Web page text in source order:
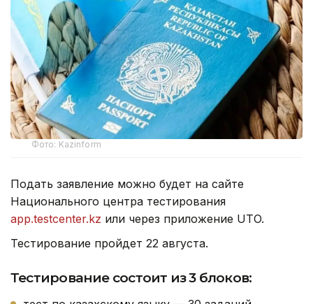
Фото: Kazinform
Подать заявление можно будет на сайте
Национального центра тестирования
app.testcenter.kz или через приложение UTO.
Тестирование пройдет 22 августа.
Тестирование состоит из 3 блоков: